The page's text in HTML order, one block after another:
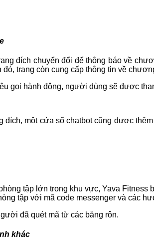
đích chuyển đổi để thông báo về
trang còn cung cấp thông tin về
gọi hành động, người dùng sẽ được
đích, một cửa sổ chatbot cũng được
tập lớn trong khu vực, Yava Fitness
tập với mã code messenger và các
đã quét mã từ các băng rôn.
khác